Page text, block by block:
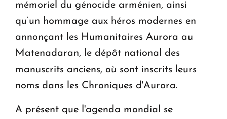
mémoriel du génocide arménien, ainsi
qu’un hommage aux héros modernes en
annonçant les Humanitaires Aurora au
Matenadaran, le dépôt national des
manuscrits anciens, où sont inscrits leurs
noms dans les Chroniques d'Aurora.
A présent que l'agenda mondial se